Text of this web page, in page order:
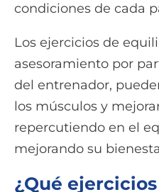
condiciones de cada
Los ejercicios de
asesoramiento por
del entrenador,
los músculos y
repercutiendo en el
mejorando su
¿Qué